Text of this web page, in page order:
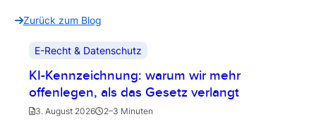
Zurück zum Blog
E-Recht & Datenschutz
KI-Kennzeichnung: warum wir mehr
offenlegen, als das Gesetz verlangt
3. August 2026 2–3 Minuten